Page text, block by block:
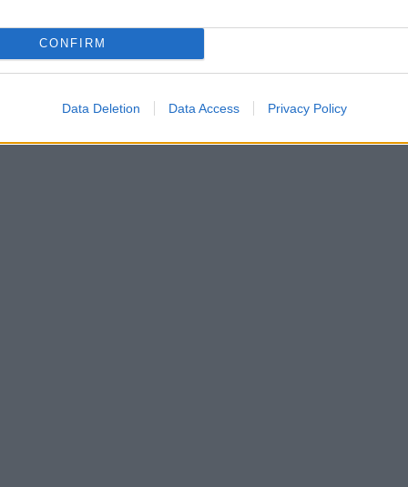
CONFIRM
Data Deletion Data Access Privacy Policy
het aandeel van Strategy in de pre-market
investeerders bezorgd zijn over de huidige koers
van2,5%in de traditionele handelsessies. Hoe
weer opengaat?